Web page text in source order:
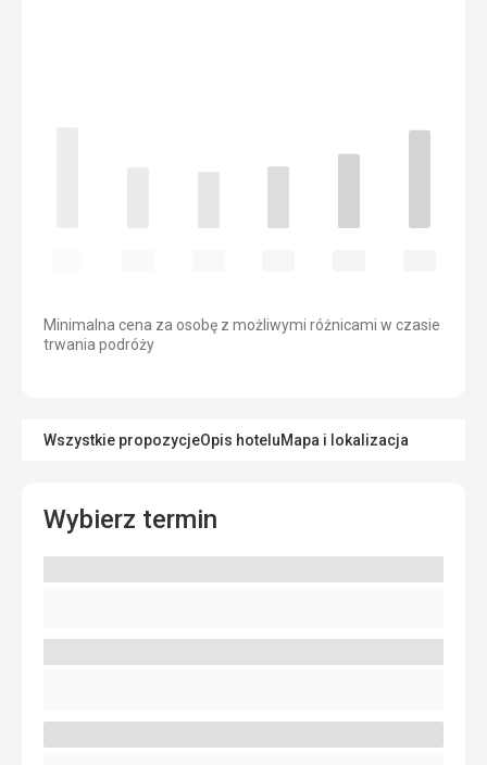
Minimalna cena za osobę z możliwymi różnicami w czasie
trwania podróży
Wszystkie propozycjeOpis hoteluMapa i lokalizacja
Wybierz termin